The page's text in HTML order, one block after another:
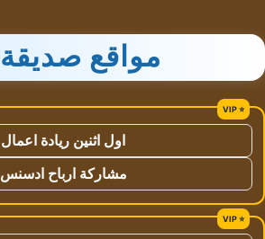
مواقع صديقة
اول اثنين ريادة اعمال
مشاركة ارباح ادسنس